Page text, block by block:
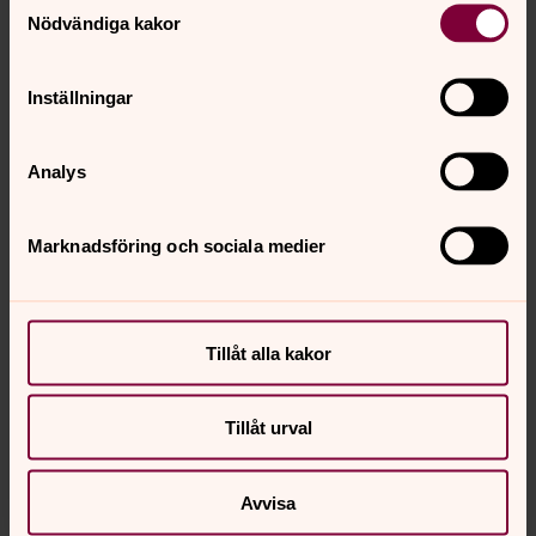
Nödvändiga kakor
Inställningar
Analys
Marknadsföring och sociala medier
Tillåt alla kakor
Tillåt urval
Avvisa
Stjärna (*) betyder att du måste fylla i fältet.
Räkna ut din kyrkoavgift